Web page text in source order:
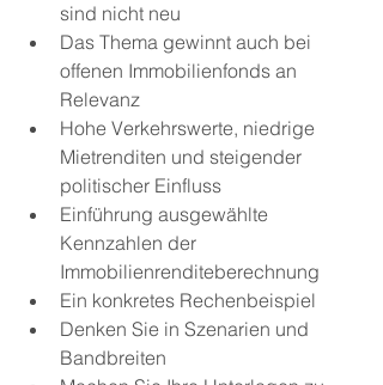
sind nicht neu
Das Thema gewinnt auch bei
offenen Immobilienfonds an
Relevanz
Hohe Verkehrswerte, niedrige
Mietrenditen und steigender
politischer Einfluss
Einführung ausgewählte
Kennzahlen der
Immobilienrenditeberechnung
Ein konkretes Rechenbeispiel
Denken Sie in Szenarien und
Bandbreiten